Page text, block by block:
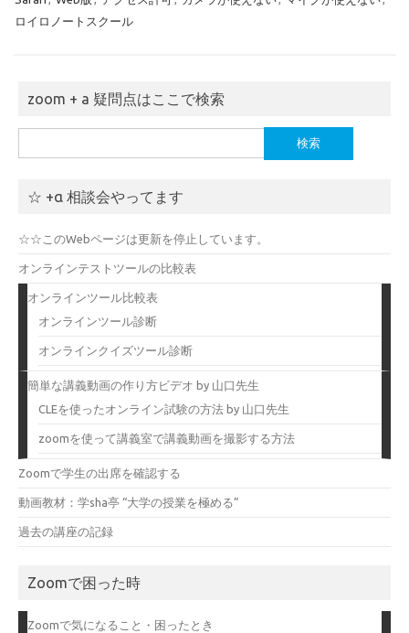
ロイロノートスクール
zoom + a 疑問点はここで検索
索:
☆ +α 相談会やってます
☆☆このWebページは更新を停止しています。
オンラインテストツールの比較表
オンラインツール比較表
オンラインツール診断
オンラインクイズツール診断
簡単な講義動画の作り方ビデオ by 山口先生
CLEを使ったオンライン試験の方法 by 山口先生
zoomを使って講義室で講義動画を撮影する方法
Zoomで学生の出席を確認する
動画教材：学sha亭 “大学の授業を極める”
過去の講座の記録
Zoomで困った時
Zoomで気になること・困ったとき